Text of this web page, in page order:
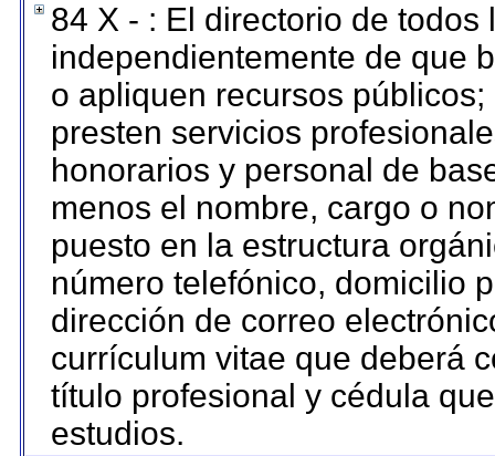
84 X - : El directorio de
independientemente de que
o apliquen recursos
presten servicios
honorarios y personal de
menos el nombre, cargo o
puesto en la estructura
número telefónico, domicilio
dirección de correo
currículum vitae que deberá
título profesional y cédula
estudios.